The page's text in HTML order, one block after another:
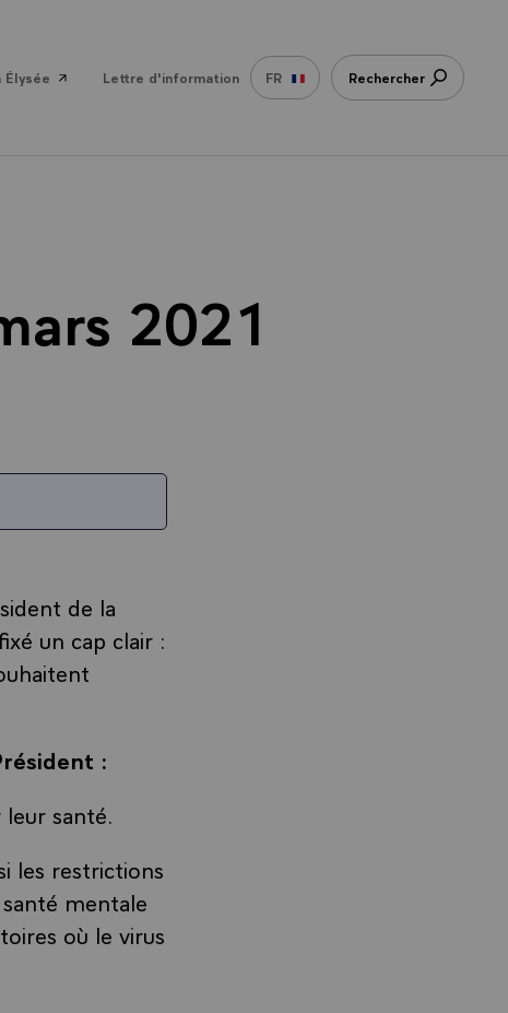
Élysée Lettre d'information FR Rechercher
2021
de la
un cap clair :
:
santé.
les restrictions
mentale
où le virus